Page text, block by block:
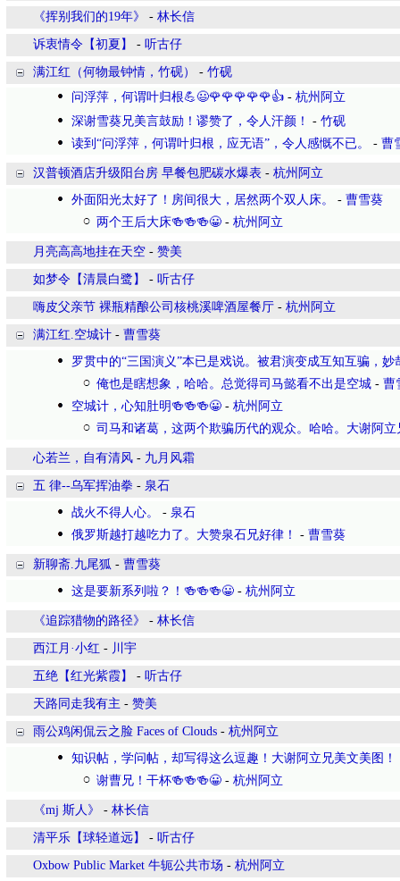
​《挥别我们的19年》 - 林长信
诉衷情令【初夏】 - 听古仔
满江红（何物最钟情，竹砚） - 竹砚
问浮萍，何谓叶归根💪😃🌹🌹🌹🌹🌹👍 - 杭州阿立
深谢雪葵兄美言鼓励！谬赞了，令人汗颜！
- 竹砚
读到“问浮萍，何谓叶归根，应无语”，令人感慨不已。
- 曹
汉普顿酒店升级阳台房 早餐包肥碳水爆表 - 杭州阿立
外面阳光太好了！房间很大，居然两个双人床。
- 曹雪葵
两个王后大床🍻🍻🍻😀 - 杭州阿立
月亮高高地挂在天空 - 赞美
如梦令【清晨白鹭】 - 听古仔
嗨皮父亲节 裸瓶精酿公司核桃溪啤酒屋餐厅 - 杭州阿立
满江红.空城计 - 曹雪葵
罗贯中的“三国演义”本已是戏说。被君演变成互知互骗，妙
俺也是瞎想象，哈哈。总觉得司马懿看不出是空城 - 曹
空城计，心知肚明🍻🍻🍻😀 - 杭州阿立
司马和诸葛，这两个欺骗历代的观众。哈哈。大谢阿立
心若兰，自有清风 - 九月风霜
五 律--乌军挥油拳 - 泉石
战火不得人心。
- 泉石
俄罗斯越打越吃力了。大赞泉石兄好律！
- 曹雪葵
新聊斋.九尾狐 - 曹雪葵
这是要新系列啦？！🍻🍻🍻😀 - 杭州阿立
​《追踪猎物的路径》 - 林长信
西江月·小红 - 川宇
五绝【红光紫霞】 - 听古仔
天路同走我有主 - 赞美
雨公鸡闲侃云之脸 Faces of Clouds - 杭州阿立
知识帖，学问帖，却写得这么逗趣！大谢阿立兄美文美图！
谢曹兄！干杯🍻🍻🍻😀 - 杭州阿立
《mj 斯人》 - 林长信
清平乐【球轻道远】 - 听古仔
Oxbow Public Market 牛轭公共市场 - 杭州阿立